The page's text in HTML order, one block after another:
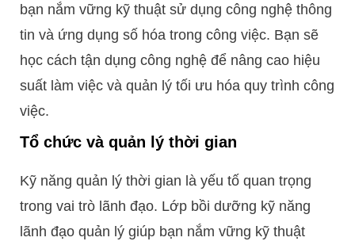
bạn nắm vững kỹ thuật sử dụng công nghệ thông
tin và ứng dụng số hóa trong công việc. Bạn sẽ
học cách tận dụng công nghệ để nâng cao hiệu
suất làm việc và quản lý tối ưu hóa quy trình công
việc.
Tổ chức và quản lý thời gian
Kỹ năng quản lý thời gian là yếu tố quan trọng
trong vai trò lãnh đạo. Lớp bồi dưỡng kỹ năng
lãnh đạo quản lý giúp bạn nắm vững kỹ thuật